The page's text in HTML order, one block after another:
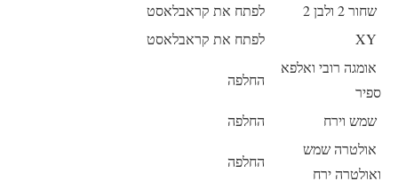
שחור 2 ולבן 2
לפתח את קראבלאסט
לפתח את קראבלאסט
אומגה רובי ואלפא
ספיר
החלפה
שמש וירח
החלפה
אולטרה שמש
ואולטרה ירח
החלפה